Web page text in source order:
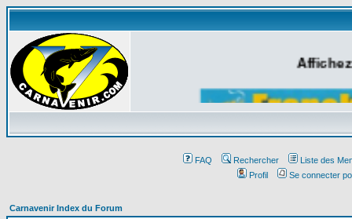
FAQ Rechercher
Liste des
Profil
Se connecter
Carnavenir Index du Forum